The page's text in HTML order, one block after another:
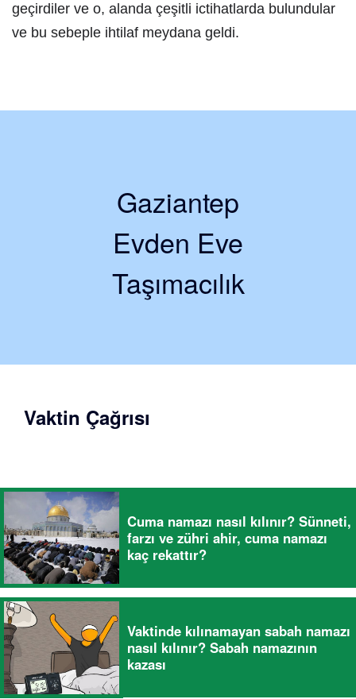
geçirdiler ve o, alanda çeşitli ictihatlarda bulundular
ve bu sebeple ihtilaf meydana geldi.
Gaziantep
Evden Eve
Taşımacılık
Vaktin Çağrısı
Cuma namazı nasıl kılınır? Sünneti,
farzı ve zühri ahir, cuma namazı
kaç rekattır?
Vaktinde kılınamayan sabah namazı
nasıl kılınır? Sabah namazının
kazası